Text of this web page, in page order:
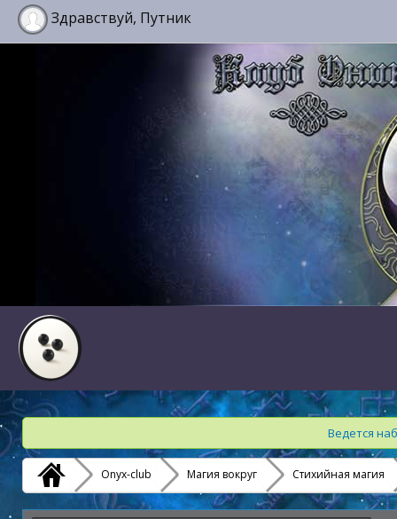
Здравствуй, Путник
Ведется
Onyx-club Магия вокруг Стихийная магия